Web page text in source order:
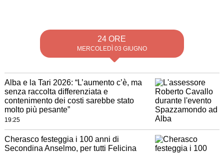
24 ORE
MERCOLEDÌ 03 GIUGNO
Alba e la Tari 2026: “L’aumento c’è, ma
senza raccolta differenziata e
contenimento dei costi sarebbe stato
molto più pesante”
19:25
Cherasco festeggia i 100 anni di
Secondina Anselmo, per tutti Felicina